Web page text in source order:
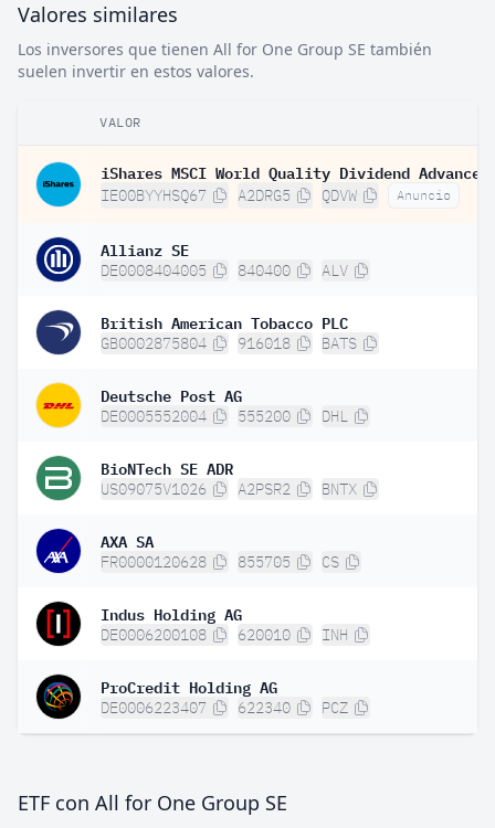
Valores similares
Los inversores que tienen All for One Group SE también
suelen invertir en estos valores.
VALOR
IE00BYYHSQ67 A2DRG5 QDVW Anuncio
Allianz SE
DE0008404005 840400 ALV
British American Tobacco PLC
GB0002875804 916018 BATS
Deutsche Post AG
DE0005552004 555200 DHL
BioNTech SE ADR
US09075V1026 A2PSR2 BNTX
AXA SA
FR0000120628 855705 CS
Indus Holding AG
DE0006200108 620010 INH
ProCredit Holding AG
DE0006223407 622340 PCZ
ETF con All for One Group SE